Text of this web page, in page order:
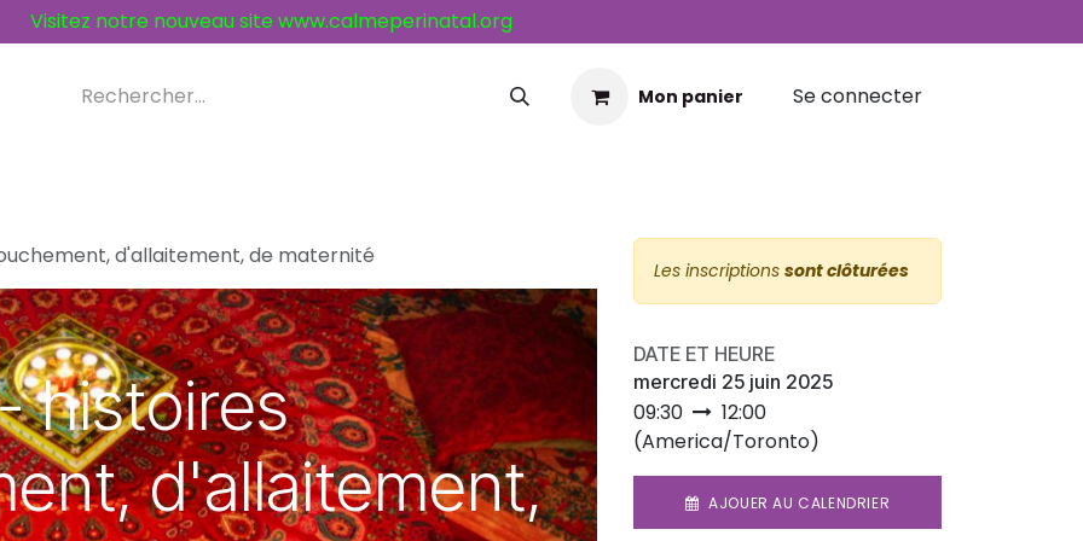
Visitez notre nouveau site www.calmeperinatal.org
Mon panier Se connecter
d'allaitement, de maternité
histoires
d'allaitement,
Les inscriptions sont clôturées
DATE ET HEURE
mercredi 25 juin 2025
09:30
12:00
(America/Toronto)
AJOUER AU CALENDRIER